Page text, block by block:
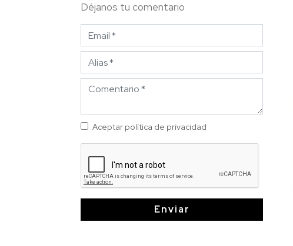
Déjanos tu comentario
Aceptar política de privacidad
Enviar